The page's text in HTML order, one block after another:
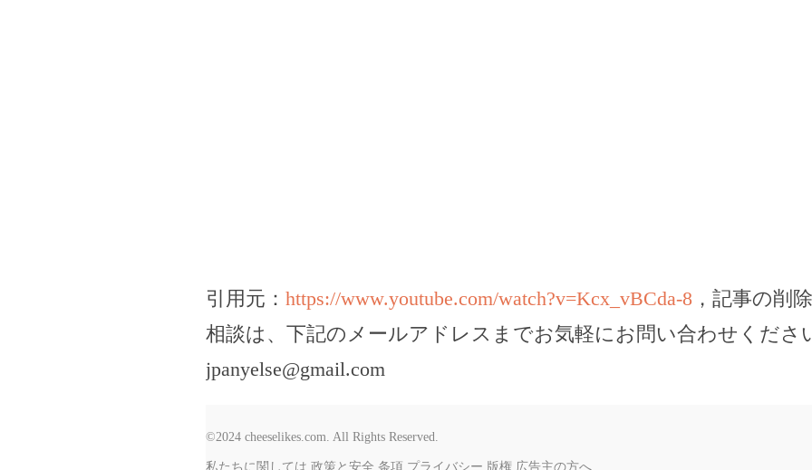
引用元： https://www.youtube.com/watch?v=Kcx_vBCda-8 ，記事の削
相談は、下記のメールアドレスまでお気軽にお問い合わせくださ
jpanyelse@gmail.com
©2024 cheeselikes.com. All Rights Reserved.
私たちに関しては 政策と安全 条項 プライバシー 版権 広告主の方へ